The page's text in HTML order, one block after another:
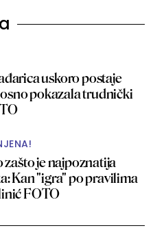
uskoro postaje
pokazala trudnički
zašto je najpoznatija
Kan "igra" po pravilima
FOTO